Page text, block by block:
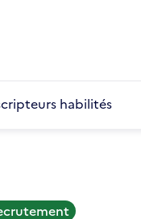
habilités